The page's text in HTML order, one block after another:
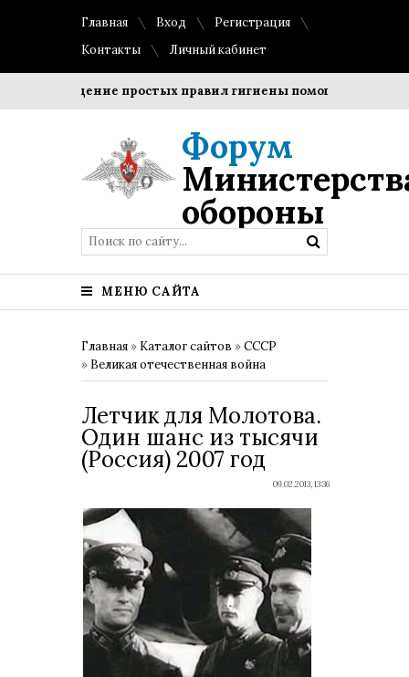
Главная Вход
Регистрация
Контакты
Личный кабинет
Соблюдение простых правил гигиены помогает
Форум
обороны
МЕНЮ САЙТА
Главная » Каталог сайтов »СССР
» Великая отечественная война
Летчик для Молотова.
Один шанс из тысячи
(Россия) 2007 год
09.02.2013, 13:36